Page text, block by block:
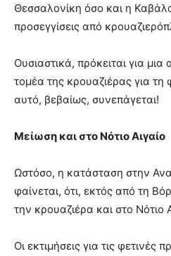
Θεσσαλονίκη όσο και η
προσεγγίσεις από
Ουσιαστικά, πρόκειται για μια
τομέα της κρουαζιέρας για τη
αυτό, βεβαίως, συνεπάγεται!
Μείωση και στο Νότιο Αιγαίο
Ωστόσο, η κατάσταση στην
φαίνεται, ότι, εκτός από τη
την κρουαζιέρα και στο Νότιο
Οι εκτιμήσεις για τις φετινές